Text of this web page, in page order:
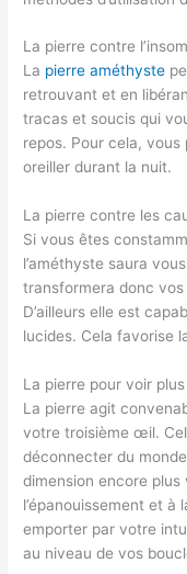
La pierre contre
La pierre améthyste
retrouvant et en
tracas et soucis qui
repos. Pour cela,
oreiller durant la nuit.
La pierre contre les
Si vous êtes
l’améthyste saura
transformera donc
D’ailleurs elle est
lucides. Cela favorise
La pierre pour voir plus
La pierre agit
votre troisième œil.
déconnecter du
dimension encore
l’épanouissement et à
emporter par votre
au niveau de vos